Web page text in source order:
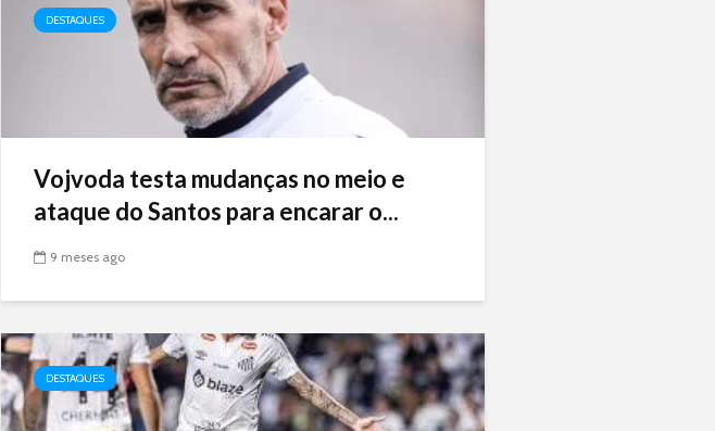
DESTAQUES
Vojvoda testa mudanças no meio e
ataque do Santos para encarar o...
9 meses ago
DESTAQUES